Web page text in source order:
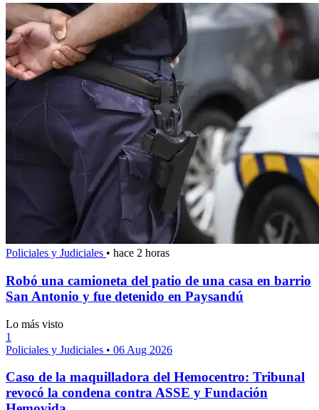
Policiales y Judiciales • hace 2 horas
Robó una camioneta del patio de una casa en barrio
San Antonio y fue detenido en Paysandú
Lo más visto
1
Policiales y Judiciales • 06 Aug 2026
Caso de la maquilladora del Hemocentro: Tribunal
revocó la condena contra ASSE y Fundación